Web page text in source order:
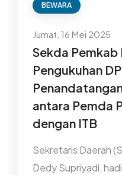
BEWARA
Jumat, 16 Mei 2025
Sekda Pemkab
Pengukuhan
antara Pemda
dengan ITB
Sekretaris Daerah
Dedy Supriyadi,